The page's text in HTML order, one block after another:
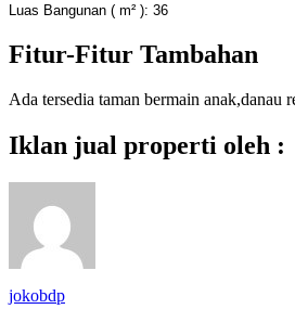
Luas Bangunan ( m² ): 36
Fitur-Fitur Tambahan
Ada tersedia taman bermain anak,danau
Iklan jual properti oleh :
jokobdp